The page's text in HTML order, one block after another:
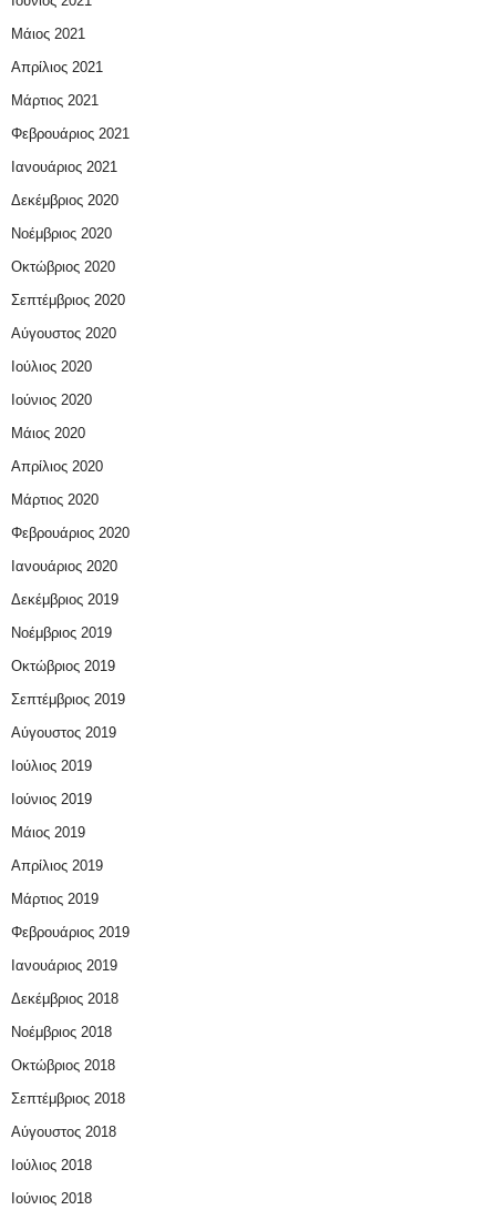
Μάιος 2021
Απρίλιος 2021
Μάρτιος 2021
Φεβρουάριος 2021
Ιανουάριος 2021
Δεκέμβριος 2020
Νοέμβριος 2020
Οκτώβριος 2020
Σεπτέμβριος 2020
Αύγουστος 2020
Ιούλιος 2020
Ιούνιος 2020
Μάιος 2020
Απρίλιος 2020
Μάρτιος 2020
Φεβρουάριος 2020
Ιανουάριος 2020
Δεκέμβριος 2019
Νοέμβριος 2019
Οκτώβριος 2019
Σεπτέμβριος 2019
Αύγουστος 2019
Ιούλιος 2019
Ιούνιος 2019
Μάιος 2019
Απρίλιος 2019
Μάρτιος 2019
Φεβρουάριος 2019
Ιανουάριος 2019
Δεκέμβριος 2018
Νοέμβριος 2018
Οκτώβριος 2018
Σεπτέμβριος 2018
Αύγουστος 2018
Ιούλιος 2018
Ιούνιος 2018